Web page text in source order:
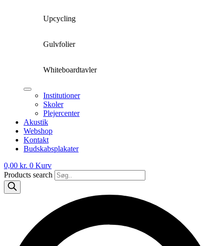
Upcycling
Gulvfolier
Whiteboardtavler
Institutioner
Skoler
Plejercenter
Akustik
Webshop
Kontakt
Budskabsplakater
0,00 kr. 0 Kurv
Products search